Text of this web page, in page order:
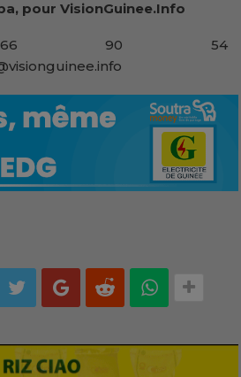
pour VisionGuinee.Info
666 90 54